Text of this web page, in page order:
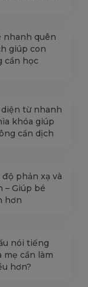
nhanh quên
giúp con
cần học
diện từ nhanh
khóa giúp
cần dịch
độ phản xạ và
– Giúp bé
hơn
nói tiếng
mẹ cần làm
hơn?